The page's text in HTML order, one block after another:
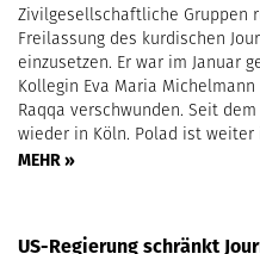
Zivilgesellschaftliche Gruppen
Freilassung des kurdischen
einzusetzen. Er war im Januar
Kollegin Eva Maria
Raqqa verschwunden. Seit
wieder in Köln. Polad ist weiter
MEHR »
US-Regierung schränkt